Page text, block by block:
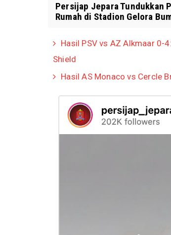
Persijap Jepara Tundukkan
Rumah di Stadion Gelora
Hasil PSV vs AZ Alkmaar 0-
Shield
Hasil AS Monaco vs Cercle